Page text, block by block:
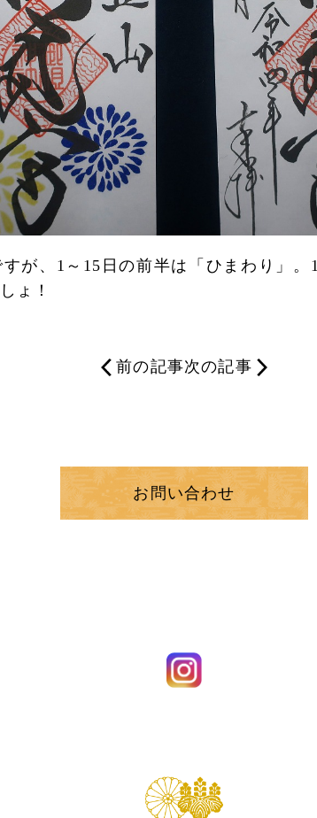
が、1～15日の前半は「ひまわり」
ょ！
前の記事次の記事
お問い合わせ